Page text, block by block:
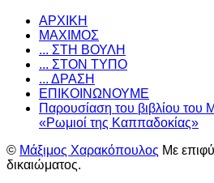
ΑΡΧΙΚΗ
ΜΑΧΙΜΟΣ
... ΣΤΗ ΒΟΥΛΗ
... ΣΤΟΝ ΤΥΠΟ
... ΔΡΑΣΗ
ΕΠΙΚΟΙΝΩΝΟΥΜΕ
Παρουσίαση του βιβλίου
«Ρωμιοί της Καππαδοκίας»
© Μάξιμος Χαρακόπουλος Με
δικαιώματος.